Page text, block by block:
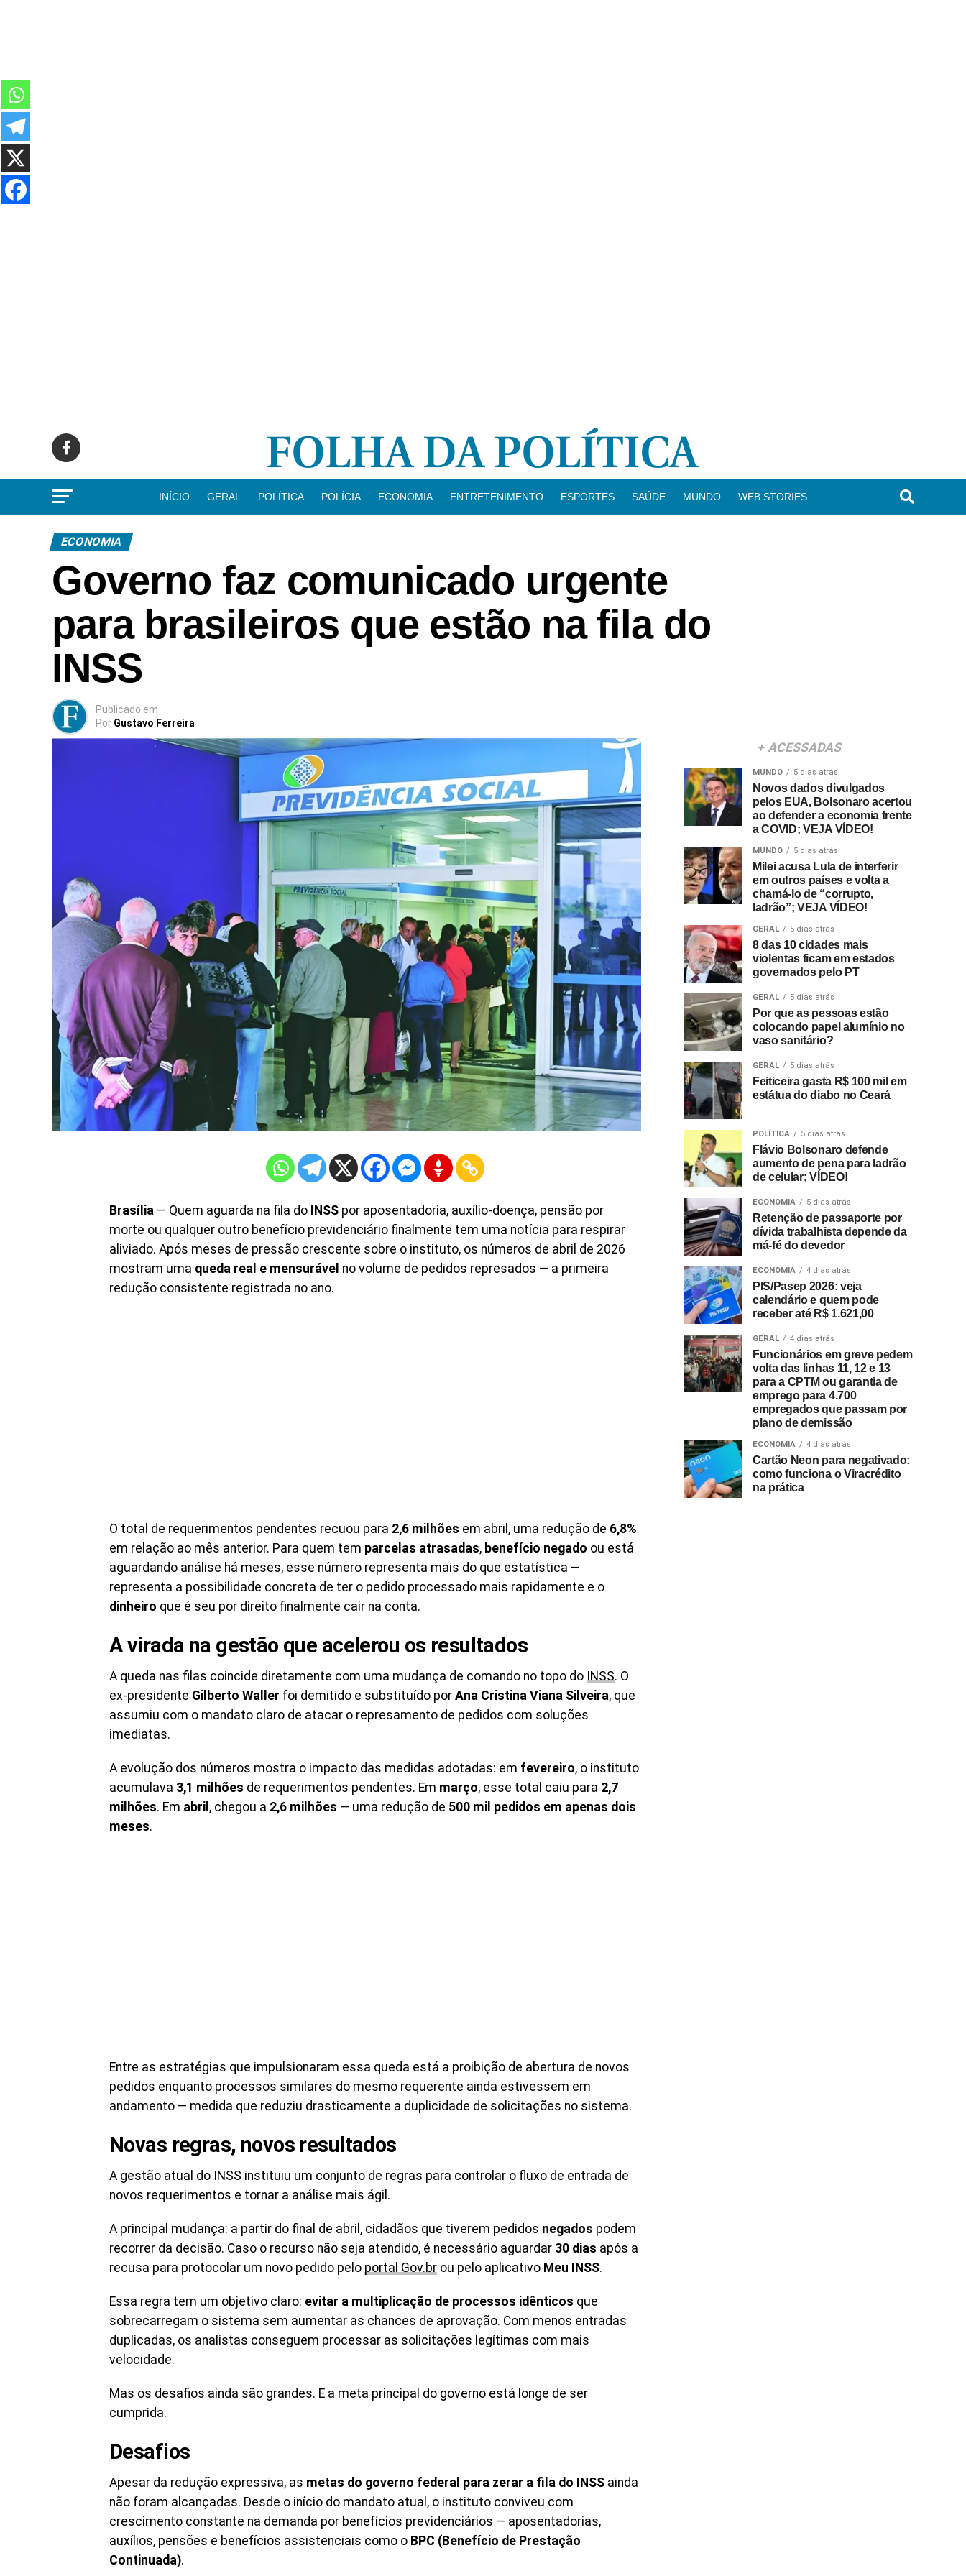
INÍCIO GERAL POLÍTICA POLÍCIA ECONOMIA ENTRETENIMENTO ESPORTES SAÚDE MUNDO WEB STORIES
ECONOMIA
Governo faz comunicado urgente
para brasileiros que estão na fila do
INSS
Publicado em
Por Gustavo Ferreira
Brasília — Quem aguarda na fila do INSS por aposentadoria, auxílio-doença, pensão por
morte ou qualquer outro benefício previdenciário finalmente tem uma notícia para respirar
aliviado. Após meses de pressão crescente sobre o instituto, os números de abril de 2026
mostram uma queda real e mensurável no volume de pedidos represados — a primeira
redução consistente registrada no ano.
O total de requerimentos pendentes recuou para 2,6 milhões em abril, uma redução de 6,8%
em relação ao mês anterior. Para quem tem parcelas atrasadas, benefício negado ou está
aguardando análise há meses, esse número representa mais do que estatística —
representa a possibilidade concreta de ter o pedido processado mais rapidamente e o
dinheiro que é seu por direito finalmente cair na conta.
A virada na gestão que acelerou os resultados
A queda nas filas coincide diretamente com uma mudança de comando no topo do INSS. O
ex-presidente Gilberto Waller foi demitido e substituído por Ana Cristina Viana Silveira, que
assumiu com o mandato claro de atacar o represamento de pedidos com soluções
imediatas.
A evolução dos números mostra o impacto das medidas adotadas: em fevereiro, o instituto
acumulava 3,1 milhões de requerimentos pendentes. Em março, esse total caiu para 2,7
milhões. Em abril , chegou a 2,6 milhões — uma redução de 500 mil pedidos em apenas dois
meses.
Entre as estratégias que impulsionaram essa queda está a proibição de abertura de novos
pedidos enquanto processos similares do mesmo requerente ainda estivessem em
andamento — medida que reduziu drasticamente a duplicidade de solicitações no sistema.
Novas regras, novos resultados
A gestão atual do INSS instituiu um conjunto de regras para controlar o fluxo de entrada de
novos requerimentos e tornar a análise mais ágil.
A principal mudança: a partir do final de abril, cidadãos que tiverem pedidos negados podem
recorrer da decisão. Caso o recurso não seja atendido, é necessário aguardar 30 dias após a
recusa para protocolar um novo pedido pelo portal Gov.br ou pelo aplicativo Meu INSS.
Essa regra tem um objetivo claro: evitar a multiplicação de processos idênticos que
sobrecarregam o sistema sem aumentar as chances de aprovação. Com menos entradas
duplicadas, os analistas conseguem processar as solicitações legítimas com mais
velocidade.
Mas os desafios ainda são grandes. E a meta principal do governo está longe de ser
cumprida.
Desafios
Apesar da redução expressiva, as metas do governo federal para zerar a fila do INSS ainda
não foram alcançadas. Desde o início do mandato atual, o instituto conviveu com
crescimento constante na demanda por benefícios previdenciários — aposentadorias,
auxílios, pensões e benefícios assistenciais como o BPC (Benefício de Prestação
Continuada).
+ ACESSADAS
MUNDO 5 dias atrás
Novos dados divulgados
pelos EUA, Bolsonaro acertou
ao defender a economia frente
a COVID; VEJA VÍDEO!
MUNDO 5 dias atrás
Milei acusa Lula de interferir
em outros países e volta a
chamá-lo de “corrupto,
ladrão”; VEJA VÍDEO!
GERAL 5 dias atrás
8 das 10 cidades mais
violentas ficam em estados
governados pelo PT
GERAL 5 dias atrás
Por que as pessoas estão
colocando papel alumínio no
vaso sanitário?
GERAL 5 dias atrás
Feiticeira gasta R$ 100 mil em
estátua do diabo no Ceará
POLÍTICA 5 dias atrás
Flávio Bolsonaro defende
aumento de pena para ladrão
de celular; VÍDEO!
ECONOMIA 5 dias atrás
Retenção de passaporte por
dívida trabalhista depende da
má-fé do devedor
ECONOMIA 4 dias atrás
PIS/Pasep 2026: veja
calendário e quem pode
receber até R$ 1.621,00
GERAL 4 dias atrás
Funcionários em greve pedem
volta das linhas 11, 12 e 13
para a CPTM ou garantia de
emprego para 4.700
empregados que passam por
plano de demissão
ECONOMIA 4 dias atrás
Cartão Neon para negativado:
como funciona o Viracrédito
na prática